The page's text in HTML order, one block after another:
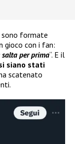
sono formate
gioco con i fan:
salta per prima“. E il
siano stati
scatenato